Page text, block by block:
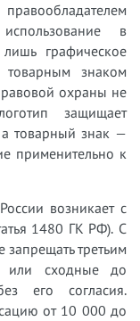
в
графическое
товарным знаком
охраны не
защищает
а товарный знак —
применительно к
возникает с
1480 ГК РФ). С
запрещать третьим
или сходные до
его согласия.
от 10 000 до